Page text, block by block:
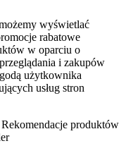
wyświetlać
rabatowe
w oparciu o
i zakupów
użytkownika
usług stron
produktów